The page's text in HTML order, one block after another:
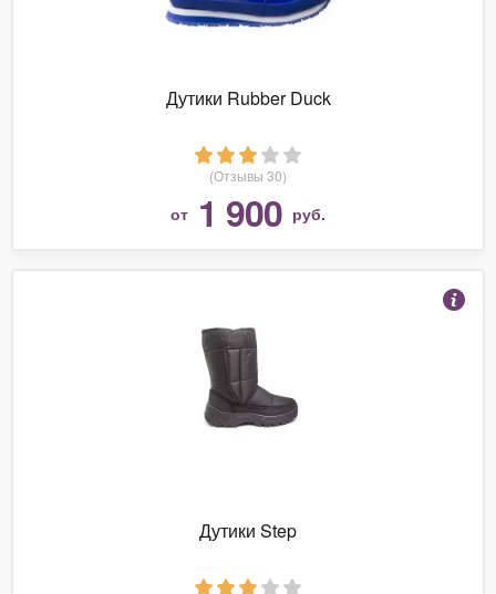
Дутики Rubber Duck
(Отзывы 30)
от 1 900 руб.
Дутики Step